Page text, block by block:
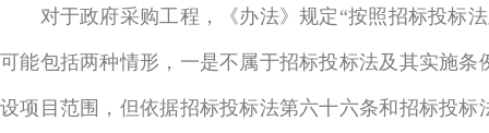
对于政府采购工程，《办法》规定“按照招标投标法
可能包括两种情形，一是不属于招标投标法及其实施
设项目范围，但依据招标投标法第六十六条和招标投